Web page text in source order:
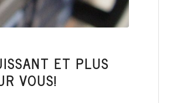
ET PLUS
VOUS!